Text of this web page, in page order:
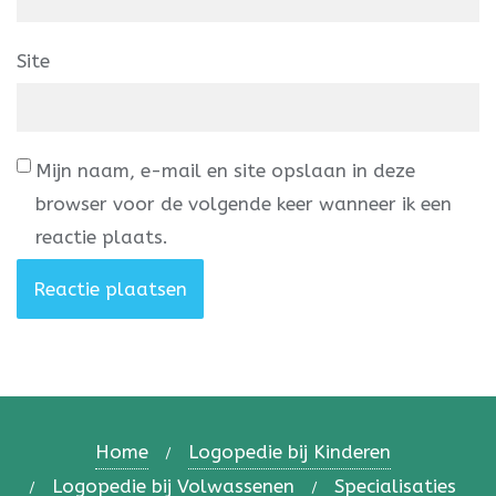
Site
Mijn naam, e-mail en site opslaan in deze
browser voor de volgende keer wanneer ik een
reactie plaats.
Home
Logopedie bij Kinderen
Logopedie bij Volwassenen
Specialisaties